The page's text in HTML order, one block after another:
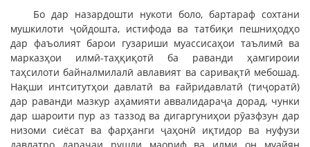
Бо дар назардошти нукоти боло, бартараф сохтани
мушкилоти ҷойдошта, истифода ва татбиқи пешниҳодҳо
дар фаъолият барои гузариши муассисаҳои таълимӣ ва
марказҳои илмӣ-таҳқиқотӣ ба раванди ҳамгироии
таҳсилоти байналмилалӣ авлавият ва саривақтӣ мебошад.
Нақши интситутҳои давлатӣ ва ғайридавлатӣ (тиҷоратӣ)
дар раванди мазкур аҳамияти аввалидараҷа дорад, чунки
дар шароити пур аз таззод ва дигаргуниҳои рӯазфзун дар
низоми сиёсат ва фарҳанги ҷаҳонӣ иқтидор ва нуфузи